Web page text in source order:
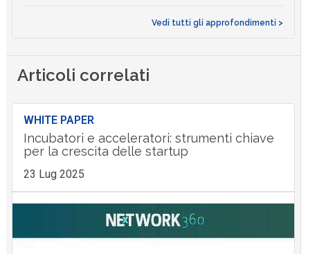
Vedi tutti gli approfondimenti >
Articoli correlati
WHITE PAPER
Incubatori e acceleratori: strumenti chiave
per la crescita delle startup
23 Lug 2025